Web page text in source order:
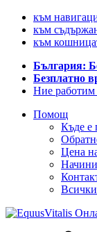
към
към
към
България:
Безплатно
Ние работим
Помощ
Къде е
Цена